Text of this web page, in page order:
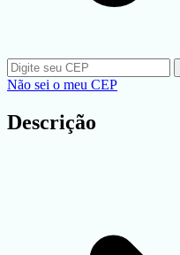
Não sei o meu CEP
Descrição